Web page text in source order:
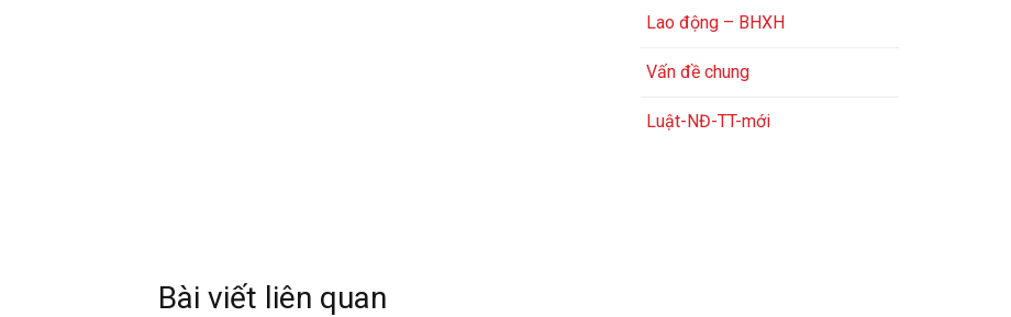
Lao động – BHXH
Vấn đề chung
Luật-NĐ-TT-mới
Bài viết liên quan